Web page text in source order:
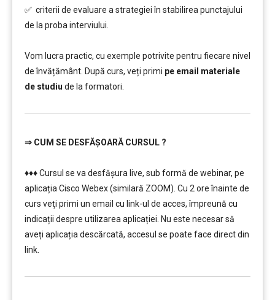
✅ criterii de evaluare a strategiei în stabilirea punctajului
de la proba interviului.
Vom lucra practic, cu exemple potrivite pentru fiecare nivel
de învățământ. După curs, veți primi pe email materiale
de studiu de la formatori.
⇒ CUM SE DESFĂȘOARĂ CURSUL ?
♦♦♦ Cursul se va desfășura live, sub formă de webinar, pe
aplicația Cisco Webex (similară ZOOM). Cu 2 ore înainte de
curs veţi primi un email cu link-ul de acces, împreună cu
indicații despre utilizarea aplicației. Nu este necesar să
aveți aplicația descărcată, accesul se poate face direct din
link.